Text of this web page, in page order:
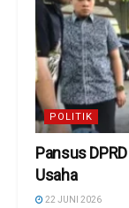
POLITIK
Pansus
Usaha
22 JUNI 2026